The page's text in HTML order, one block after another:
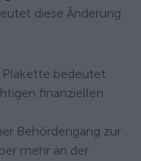
diese Änderung
Plakette bedeutet
finanziellen
Behördengang zur
mehr an der